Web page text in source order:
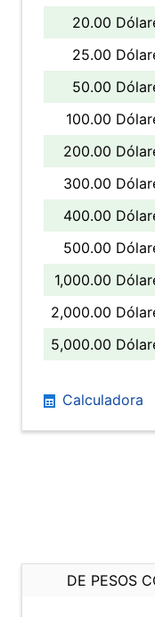
20.00
25.00
50.00
100.00
200.00
300.00
400.00
500.00
1,000.00
2,000.00
5,000.00
Calculadora
DE PESOS